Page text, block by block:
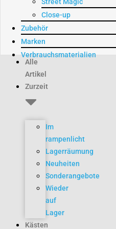
Street Magic
Close-up
Zubehör
Marken
Verbrauchsmaterialien
Alle
Artikel
Zurzeit
Im
rampenlicht
Lagerräumung
Neuheiten
Sonderangebote
Wieder
auf
Lager
Kästen